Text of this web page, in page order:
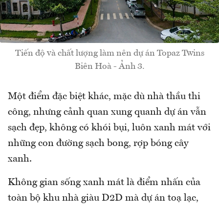
Tiến độ và chất lượng làm nên dự án Topaz Twins
Biên Hoà - Ảnh 3.
Một điểm đặc biệt khác, mặc dù nhà thầu thi
công, nhưng cảnh quan xung quanh dự án vẫn
sạch đẹp, không có khói bụi, luôn xanh mát với
những con đường sạch bong, rợp bóng cây
xanh.
Không gian sống xanh mát là điểm nhấn của
toàn bộ khu nhà giàu D2D mà dự án toạ lạc,